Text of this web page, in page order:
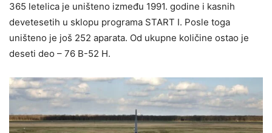
365 letelica je uništeno između 1991. godine i kasnih
devetesetih u sklopu programa START I. Posle toga
uništeno je još 252 aparata. Od ukupne količine ostao je
deseti deo – 76 B-52 H.